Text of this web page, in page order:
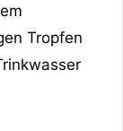
Tropfen